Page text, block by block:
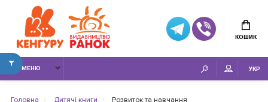
КОШИК
МЕНЮ УКР
Головна Дитячі книги Розвиток та навчання